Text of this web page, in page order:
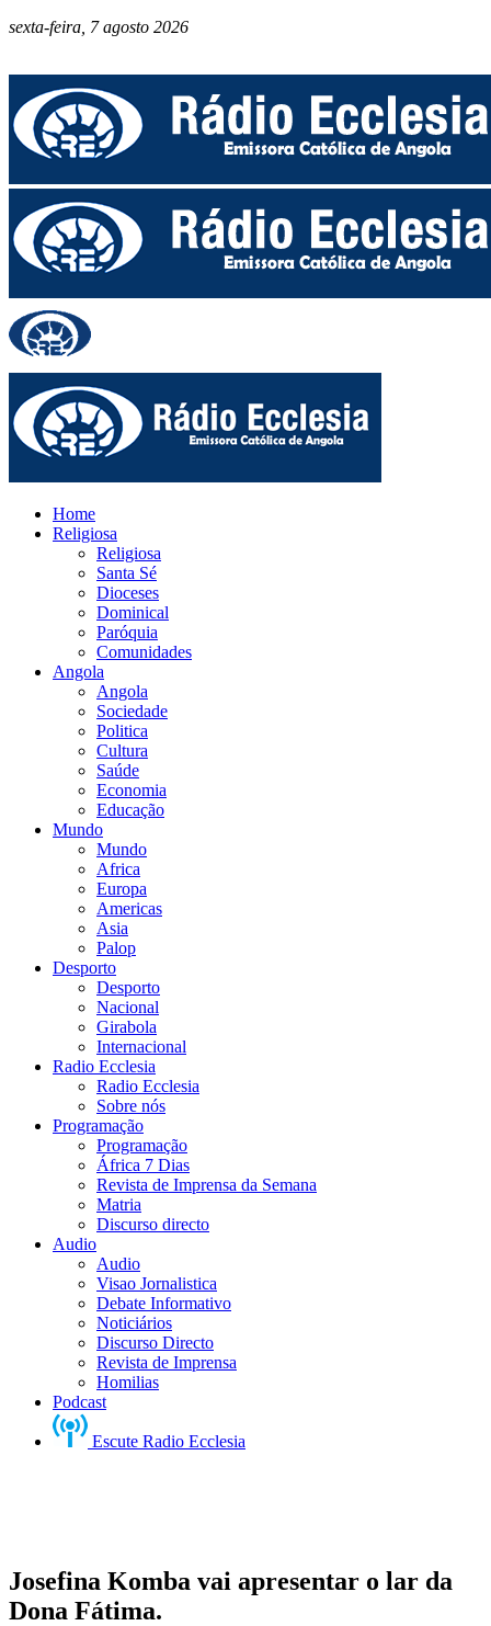
sexta-feira, 7 agosto 2026
Home
Religiosa
Religiosa
Santa Sé
Dioceses
Dominical
Paróquia
Comunidades
Angola
Angola
Sociedade
Politica
Cultura
Saúde
Economia
Educação
Mundo
Mundo
Africa
Europa
Americas
Asia
Palop
Desporto
Desporto
Nacional
Girabola
Internacional
Radio Ecclesia
Radio Ecclesia
Sobre nós
Programação
Programação
África 7 Dias
Revista de Imprensa da Semana
Matria
Discurso directo
Audio
Audio
Visao Jornalistica
Debate Informativo
Noticiários
Discurso Directo
Revista de Imprensa
Homilias
Podcast
Escute Radio Ecclesia
Josefina Komba vai apresentar o lar da
Dona Fátima.